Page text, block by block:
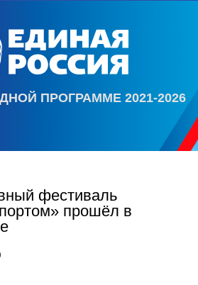
ПРОГРАММЕ 2021-2026
фестиваль
прошёл в